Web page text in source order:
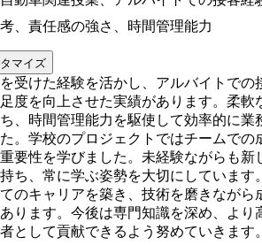
、責任感の強さ、時間管理能力
マイズ
受けた経験を活かし、アルバイトでの
度を向上させた実績があります。柔軟
、時間管理能力を駆使して効率的に業
。学校のプロジェクトではチームでの
要性を学びました。未経験ながらも新
ち、常に学ぶ姿勢を大切にしています
のキャリアを築き、技術を磨きながら
ります。今後は専門知識を深め、より
として貢献できるよう努めていきます